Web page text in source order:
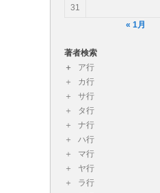
31
« 1月
著者検索
ア行
カ行
サ行
タ行
ナ行
ハ行
マ行
ヤ行
ラ行